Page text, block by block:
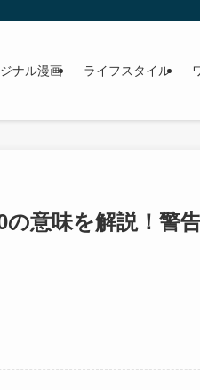
ナル漫画 ライフスタイル
の意味を解説！警